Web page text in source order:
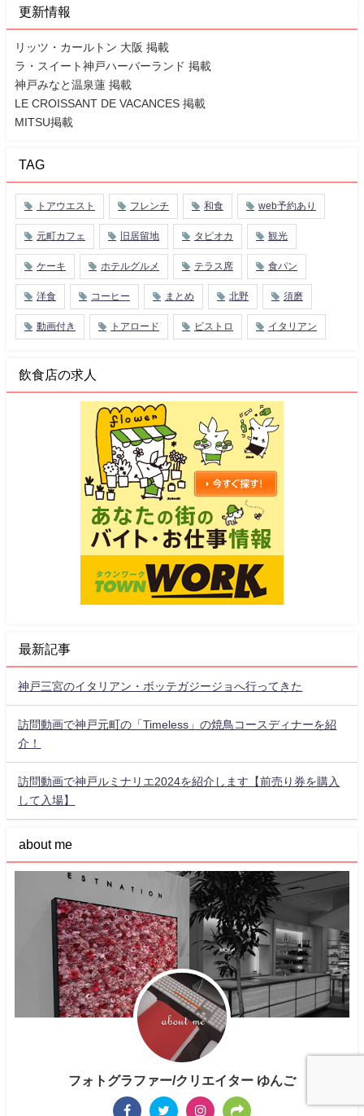
更新情報
リッツ・カールトン 大阪 掲載
ラ・スイート神戸ハーバーランド 掲載
神戸みなと温泉蓮 掲載
LE CROISSANT DE VACANCES 掲載
MITSU掲載
TAG
トアウエスト フレンチ 和食 web予約あり
元町カフェ 旧居留地 タピオカ 観光
ケーキ ホテルグルメ テラス席 食パン
洋食 コーヒー まとめ 北野 須磨
動画付き トアロード ビストロ イタリアン
飲食店の求人
最新記事
神戸三宮のイタリアン・ボッテガジージョへ行ってきた
訪問動画で神戸元町の「Timeless」の焼鳥コースディナーを紹
介！
訪問動画で神戸ルミナリエ2024を紹介します【前売り券を購入
して入場】
about me
フォトグラファー/クリエイター ゆんご